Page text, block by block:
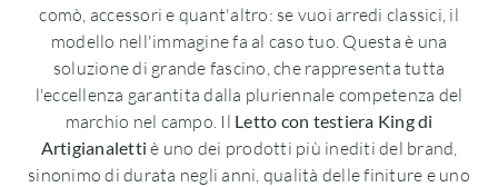
comò, accessori e quant'altro: se vuoi arredi classici, il
modello nell'immagine fa al caso tuo. Questa è una
soluzione di grande fascino, che rappresenta tutta
l'eccellenza garantita dalla pluriennale competenza del
marchio nel campo. Il Letto con testiera King di
Artigianaletti è uno dei prodotti più inediti del brand,
sinonimo di durata negli anni, qualità delle finiture e uno